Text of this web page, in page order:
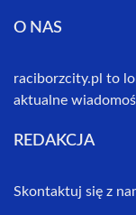
O NAS
raciborzcity.pl to
aktualne
REDAKCJA
Skontaktuj się z